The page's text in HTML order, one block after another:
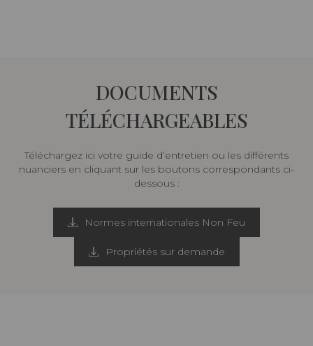
DOCUMENTS
TÉLÉCHARGEABLES
Téléchargez ici votre guide d’entretien ou les différents
nuanciers en cliquant sur les boutons correspondants ci-
dessous :
Normes internationales Non Feu
Propriétés sur demande